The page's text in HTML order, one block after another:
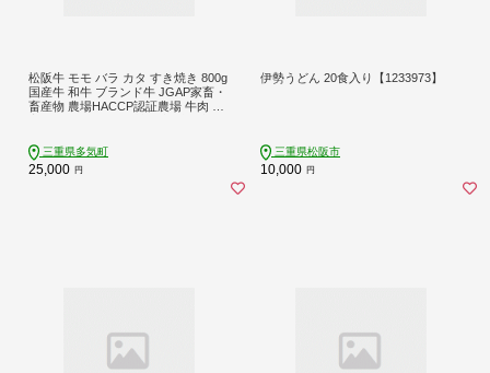
松阪牛 モモ バラ カタ すき焼き 800g
国産牛 和牛 ブランド牛 JGAP家畜・
畜産物 農場HACCP認証農場 牛肉 肉
赤身 三重県 多気町 SS-82
三重県多気町
25,000 円
伊勢うどん 20食入り【1233973】
三重県松阪市
10,000 円